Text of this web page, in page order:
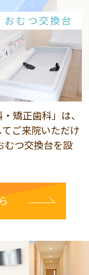
おむつ交換台
矯正歯科」は、
ご来院いただけ
むつ交換台を設